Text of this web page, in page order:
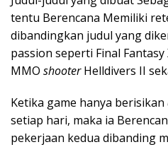
tentu Berencana Memiliki
dibandingkan judul yang
passion seperti Final Fantasy
MMO shooterHelldivers II
Ketika game hanya berisikan
setiap hari, maka ia
pekerjaan kedua dibanding